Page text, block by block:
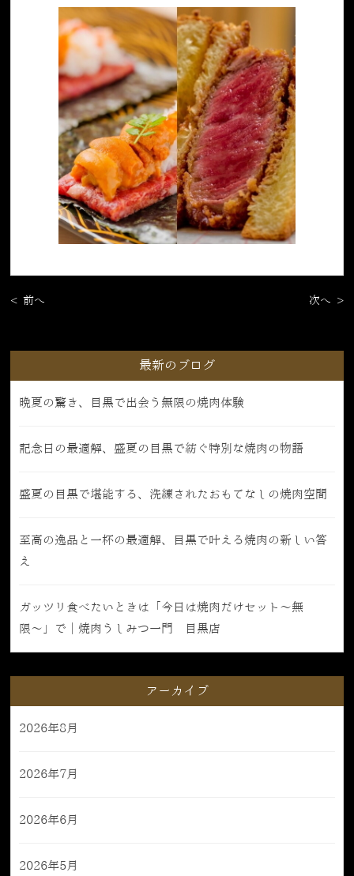
< 前へ 次へ >
最新のブログ
晩夏の驚き、目黒で出会う無限の焼肉体験
記念日の最適解、盛夏の目黒で紡ぐ特別な焼肉の物語
盛夏の目黒で堪能する、洗練されたおもてなしの焼肉空間
至高の逸品と一杯の最適解、目黒で叶える焼肉の新しい答
え
ガッツリ食べたいときは「今日は焼肉だけセット〜無
限〜」で｜焼肉うしみつ一門 目黒店
アーカイブ
2026年8月
2026年7月
2026年6月
2026年5月